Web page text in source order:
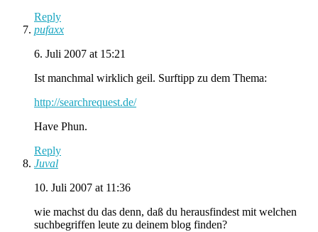
Reply
pufaxx
6. Juli 2007 at 15:21
Ist manchmal wirklich geil. Surftipp zu dem Thema:
http://searchrequest.de/
Have Phun.
Reply
Juval
10. Juli 2007 at 11:36
wie machst du das denn, daß du herausfindest mit welchen
suchbegriffen leute zu deinem blog finden?